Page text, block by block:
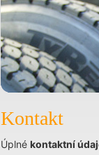
Kontakt
Úplné kontaktní